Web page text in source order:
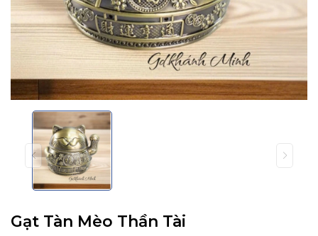
Gạt Tàn Mèo Thần Tài